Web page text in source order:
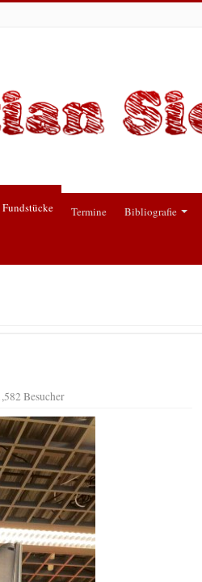
Fundstücke Termine Bibliografie
Besucher